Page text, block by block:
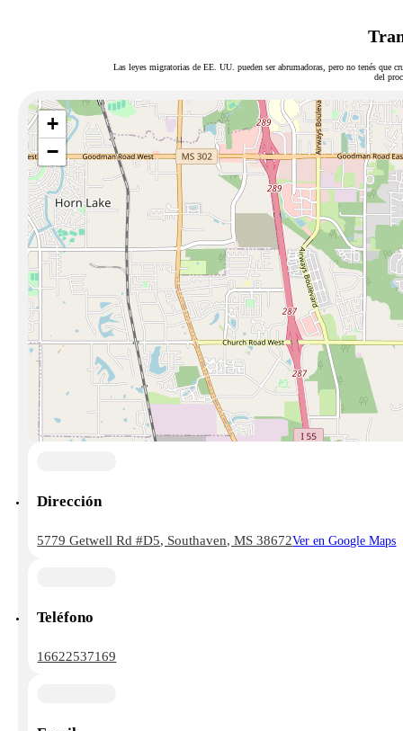
Las leyes migratorias de EE. UU. pueden ser abrumadoras, pero no tenés que
del
+
−
Dirección
5779 Getwell Rd #D5, Southaven, MS 38672Ver en Google Maps
Teléfono
16622537169